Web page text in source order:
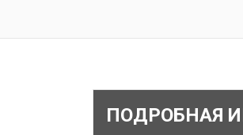
ПОДРОБНАЯ